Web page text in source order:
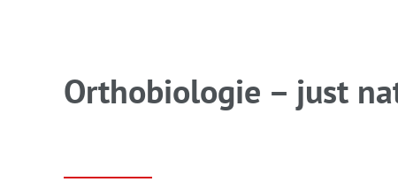
Orthobiologie – just